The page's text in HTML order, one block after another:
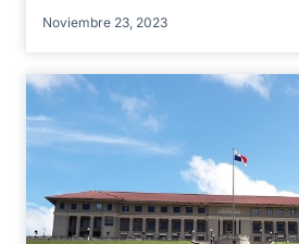
Noviembre 23, 2023